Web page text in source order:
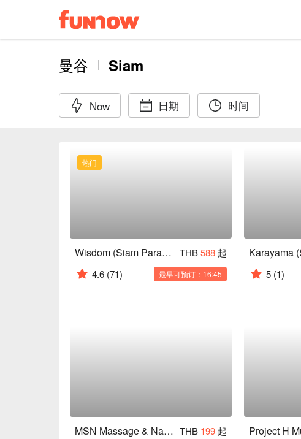
曼谷 Siam
Now 日期 时间
热门
Wisdom (Siam Paragon) THB588 起
4.6 (71) 最早可预订：16:45
5 (1)
MSN Massage & Nail (Chula) THB 199 起